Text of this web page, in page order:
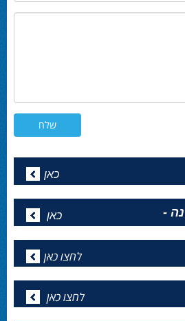
כאן
כאן
לחצו כאן
לחצו כאן